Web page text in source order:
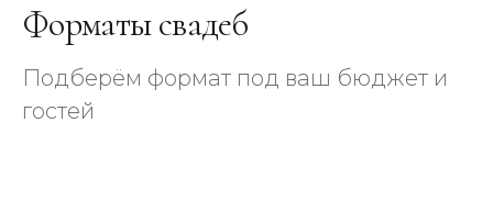
Форматы свадеб
Подберём формат под ваш бюджет и
гостей